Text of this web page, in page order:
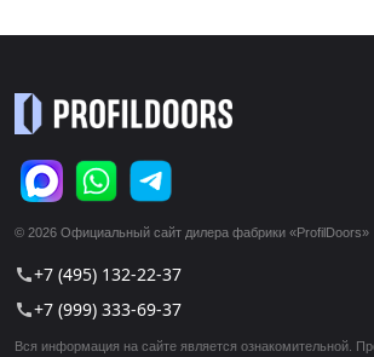
© 2026 Официальный сайт дилера фабрики «ProfilDoors»
call+7 (495) 132-22-37
call+7 (999) 333-69-37
Вся информация на сайте является ознакомительной.